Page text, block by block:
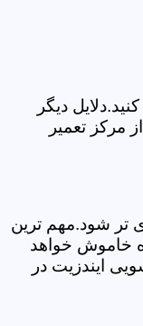
دیگر
مرکز تعمیر
تر شود.مهم ترین
خاموش خواهد
ایندزیت در